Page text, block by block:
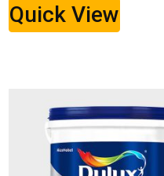
Quick View